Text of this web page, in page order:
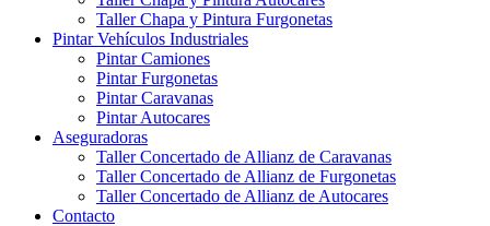
Taller Chapa y Pintura Furgonetas
Pintar Vehículos Industriales
Pintar Camiones
Pintar Furgonetas
Pintar Caravanas
Pintar Autocares
Aseguradoras
Taller Concertado de Allianz de Caravanas
Taller Concertado de Allianz de Furgonetas
Taller Concertado de Allianz de Autocares
Contacto